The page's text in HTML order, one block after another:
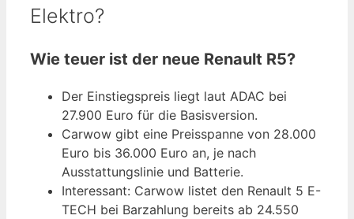
Elektro?
Wie teuer ist der neue Renault R5?
Der Einstiegspreis liegt laut ADAC bei
27.900 Euro für die Basisversion.
Carwow gibt eine Preisspanne von 28.000
Euro bis 36.000 Euro an, je nach
Ausstattungslinie und Batterie.
Interessant: Carwow listet den Renault 5 E-
TECH bei Barzahlung bereits ab 24.550